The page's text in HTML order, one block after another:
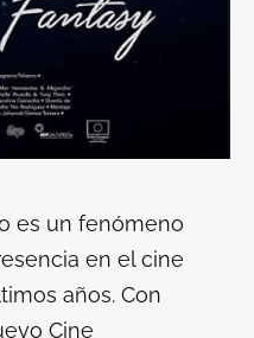
es un fenómeno
en el cine
años. Con
Cine